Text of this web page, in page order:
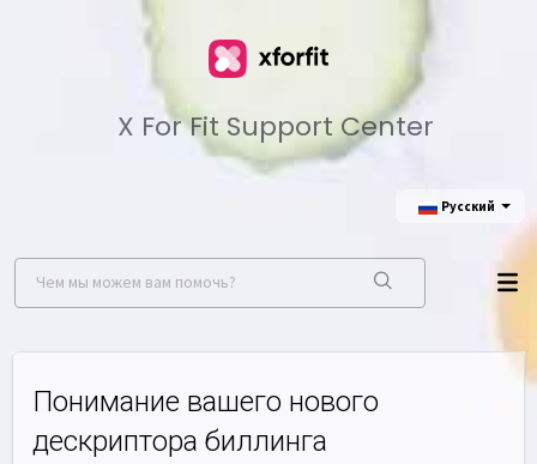
X For Fit Support Center
Русский
Понимание вашего нового
дескриптора биллинга